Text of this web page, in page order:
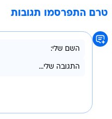
טרם התפרסמו תגובות